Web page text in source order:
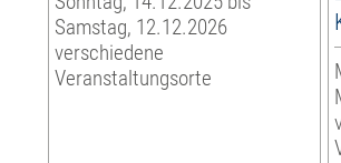
Samstag, 12.12.2026
verschiedene
Veranstaltungsorte